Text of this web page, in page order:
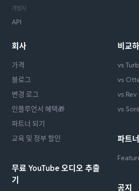
개발자
API
회사
가격
블로그
변경 로그
인플루언서 혜택🎁
파트너 되기
교육 및 정부 할인
무료 YouTube 오디오 추출
기
비교
vs
vs
vs Rev
vs
파트
공지